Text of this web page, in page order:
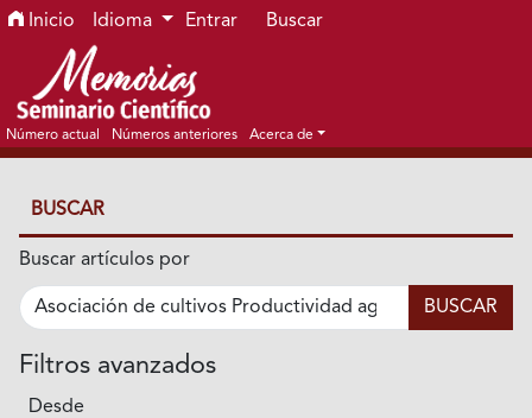
Ir al menú de navegación principal
Ir al contenido principal
Ir al pie de página del sitio
Inicio Idioma Entrar Buscar
Número actual Números anteriores Acerca de
BUSCAR
Buscar artículos por
Filtros avanzados
Desde